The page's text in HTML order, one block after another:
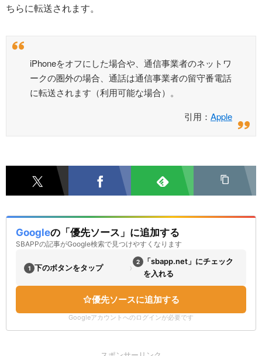
ちらに転送されます。
iPhoneをオフにした場合や、通信事業者のネットワ
ークの圏外の場合、通話は通信事業者の留守番電話
に転送されます（利用可能な場合）。
引用： Apple
Googleの「優先ソース」に追加する
SBAPPの記事がGoogle検索で見つけやすくなります
1 下のボタンをタップ › 2
「sbapp.net」にチェック
を入れる
優先ソースに追加する
Googleアカウントへのログインが必要です